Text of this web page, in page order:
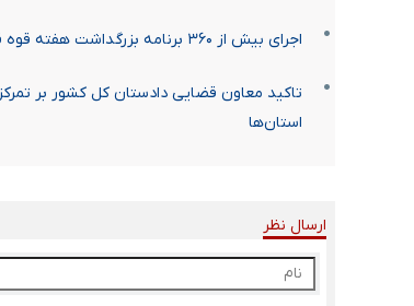
اجرای بیش از ۳۶۰ برنامه بزرگداشت هفته قوه قضاییه در استان تهران
تاکید معاون قضایی دادستان کل کشور بر
استان‌ها
ارسال نظر